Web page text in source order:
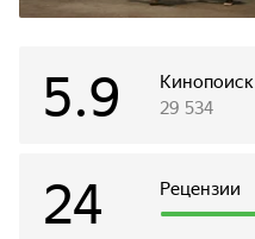
Кинопоиск
5.9 29 534
Рецензии
24